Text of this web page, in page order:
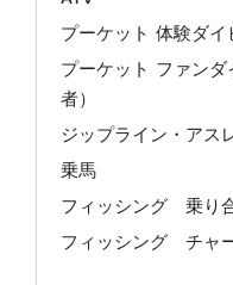
プーケット 体験ダイ
プーケット ファン
者）
ジップライン・アス
乗馬
フィッシング 乗り
フィッシング チャ